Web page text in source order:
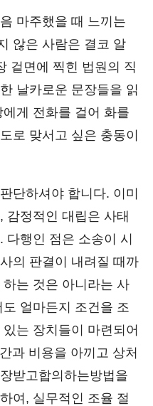
마주했을 때 느끼는
않은 사람은 결코 알
겉면에 찍힌 법원의 직
날카로운 문장들을 읽
게 전화를 걸어 화를
로 맞서고 싶은 충동이
단하셔야 합니다. 이미
감정적인 대립은 사태
행인 점은 소송이 시
의 판결이 내려질 때까
는 것은 아니라는 사
얼마든지 조건을 조
는 장치들이 마련되어
과 비용을 아끼고 상처
받고합의하는방법을
여, 실무적인 조율 절